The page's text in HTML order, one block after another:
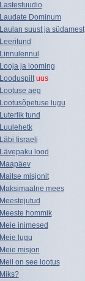
Lastestuudio
Laudate Dominum
Laulan suust ja südamest
Leeritund
Linnulennul
Looja ja looming
Looduspilt uus
Lootuse aeg
Lootusõpetuse lugu
Luterlik tund
Luulehetk
Läbi Iisraeli
Lävepaku lood
Maapäev
Maitse misjonit
Maksimaalne mees
Meestejutud
Meeste hommik
Meie inimesed
Meie lugu
Meie misjon
Meil on see lootus
Miks?